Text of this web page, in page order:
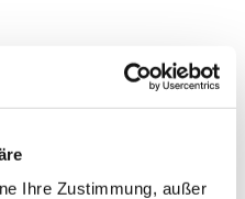
Ihre Zustimmung, außer